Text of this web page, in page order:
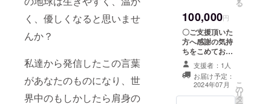
く、優しくなると思いませ
んか？
私達から発信したこの言葉
があなたのものになり、世
界中のもしかしたら肩身の
ください） 例：
〇〇県主婦、名
前 やニックネー
ムなど！ 掲載期
間：社団法人設
立後、事業が存
続する限り 〇一
般社団法人設立
記念パーティー
る
100,000円
〇ご支援頂いた
方へ感謝の気持
ちをこめてお礼
の電子メールを
お送りいたしま
す。 〇社団法人
のホームぺージ
にお名前を掲載
支援者：1人
お届け予定：
2024年07月
こ
の
リ
タ